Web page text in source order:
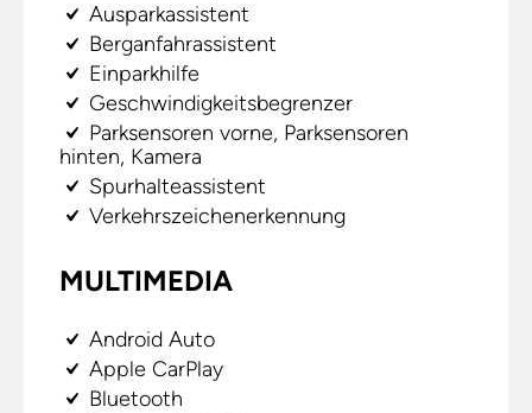
Ausparkassistent
Berganfahrassistent
Einparkhilfe
Geschwindigkeitsbegrenzer
Parksensoren vorne, Parksensoren
hinten, Kamera
Spurhalteassistent
Verkehrszeichenerkennung
MULTIMEDIA
Android Auto
Apple CarPlay
Bluetooth